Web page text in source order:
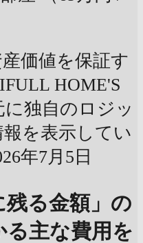
価値を保証す
HOME'S
独自のロジッ
を表示してい
年7月5日
残る金額」の
る主な費用を